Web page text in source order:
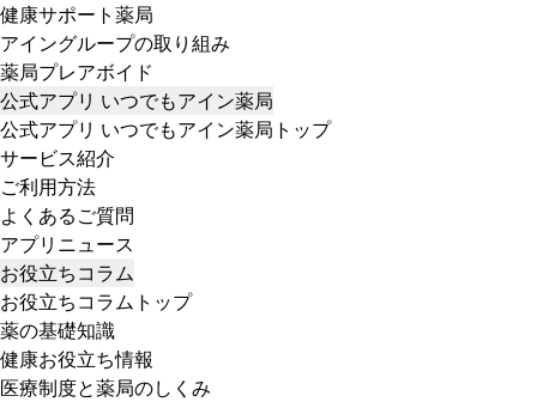
健康サポート薬局
アイングループの取り組み
薬局プレアボイド
公式アプリ いつでもアイン薬局
公式アプリ いつでもアイン薬局トップ
サービス紹介
ご利用方法
よくあるご質問
アプリニュース
お役立ちコラム
お役立ちコラムトップ
薬の基礎知識
健康お役立ち情報
医療制度と薬局のしくみ